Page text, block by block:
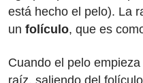
está hecho el pelo). La
un folículo, que es
Cuando el pelo
raíz, saliendo del